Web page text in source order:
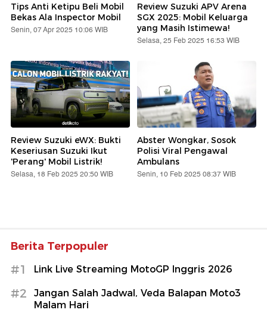
Tips Anti Ketipu Beli Mobil
Bekas Ala Inspector Mobil
Senin, 07 Apr 2025 10:06 WIB
Review Suzuki APV Arena
SGX 2025: Mobil Keluarga
yang Masih Istimewa!
Selasa, 25 Feb 2025 16:53 WIB
Review Suzuki eWX: Bukti
Keseriusan Suzuki Ikut
'Perang' Mobil Listrik!
Selasa, 18 Feb 2025 20:50 WIB
Abster Wongkar, Sosok
Polisi Viral Pengawal
Ambulans
Senin, 10 Feb 2025 08:37 WIB
Berita Terpopuler
#1 Link Live Streaming MotoGP Inggris 2026
#2
Jangan Salah Jadwal, Veda Balapan Moto3
Malam Hari